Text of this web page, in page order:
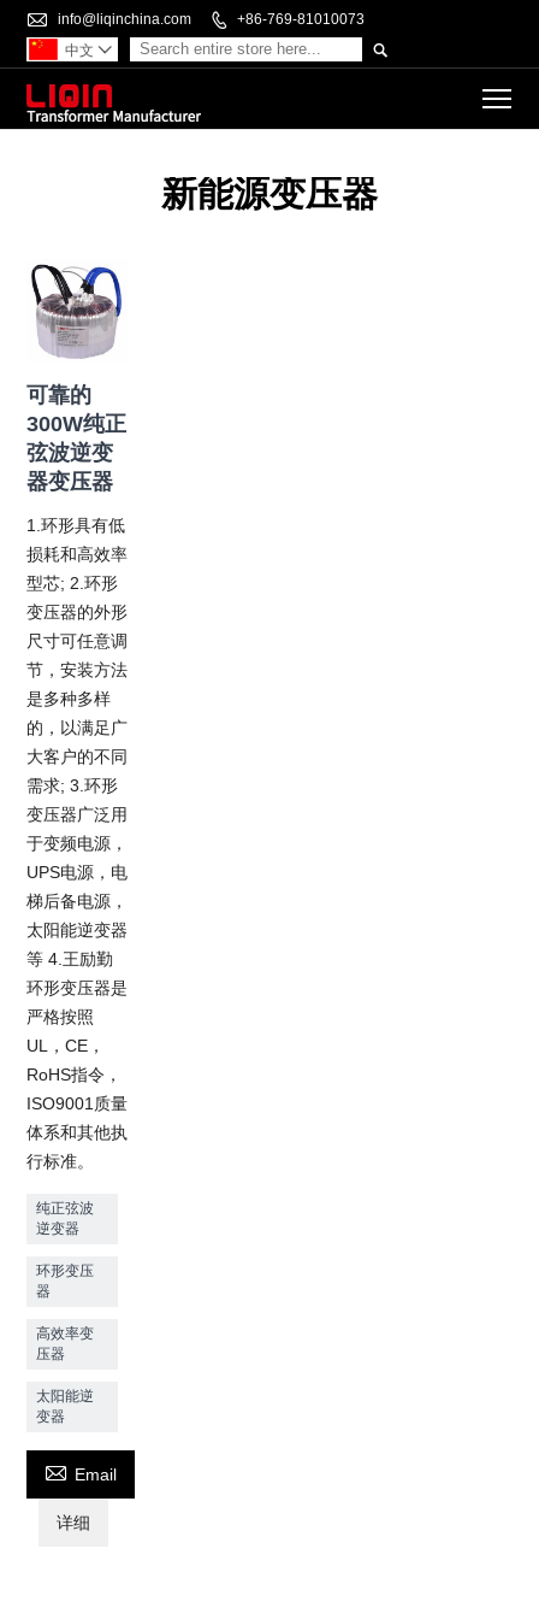
 info@liqinchina.com  +86-769-81010073

中文 
新能源变压器
可靠的
300W纯正
弦波逆变
器变压器
1.环形具有低
损耗和高效率
型芯; 2.环形
变压器的外形
尺寸可任意调
节，安装方法
是多种多样
的，以满足广
大客户的不同
需求; 3.环形
变压器广泛用
于变频电源，
UPS电源，电
梯后备电源，
太阳能逆变器
等 4.王励勤
环形变压器是
严格按照
UL，CE，
RoHS指令，
ISO9001质量
体系和其他执
行标准。
纯正弦波
逆变器
环形变压
器
高效率变
压器
太阳能逆
变器
 Email
详细